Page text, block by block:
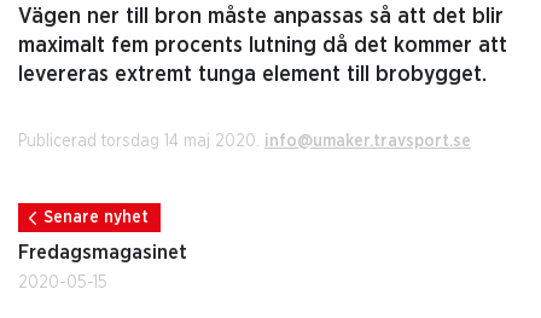
Vägen ner till bron måste anpassas så att det blir
maximalt fem procents lutning då det kommer att
levereras extremt tunga element till brobygget.
Publicerad torsdag 14 maj 2020. info@umaker.travsport.se
Senare nyhet
Fredagsmagasinet
2020-05-15